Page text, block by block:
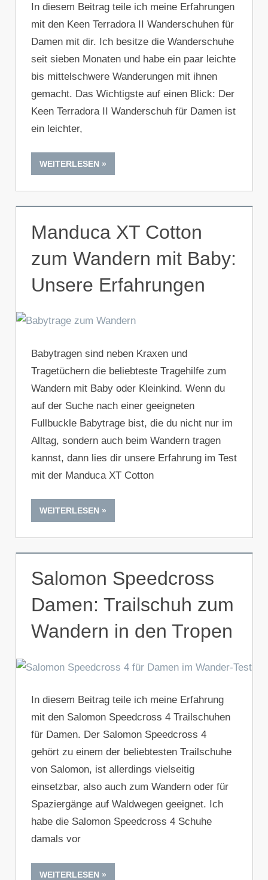
In diesem Beitrag teile ich meine Erfahrungen
mit den Keen Terradora II Wanderschuhen für
Damen mit dir. Ich besitze die Wanderschuhe
seit sieben Monaten und habe ein paar leichte
bis mittelschwere Wanderungen mit ihnen
gemacht. Das Wichtigste auf einen Blick: Der
Keen Terradora II Wanderschuh für Damen ist
ein leichter,
WEITERLESEN
Manduca XT Cotton
zum Wandern mit Baby:
Unsere Erfahrungen
Babytragen sind neben Kraxen und
Tragetüchern die beliebteste Tragehilfe zum
Wandern mit Baby oder Kleinkind. Wenn du
auf der Suche nach einer geeigneten
Fullbuckle Babytrage bist, die du nicht nur im
Alltag, sondern auch beim Wandern tragen
kannst, dann lies dir unsere Erfahrung im Test
mit der Manduca XT Cotton
WEITERLESEN
Salomon Speedcross
Damen: Trailschuh zum
Wandern in den Tropen
In diesem Beitrag teile ich meine Erfahrung
mit den Salomon Speedcross 4 Trailschuhen
für Damen. Der Salomon Speedcross 4
gehört zu einem der beliebtesten Trailschuhe
von Salomon, ist allerdings vielseitig
einsetzbar, also auch zum Wandern oder für
Spaziergänge auf Waldwegen geeignet. Ich
habe die Salomon Speedcross 4 Schuhe
damals vor
WEITERLESEN